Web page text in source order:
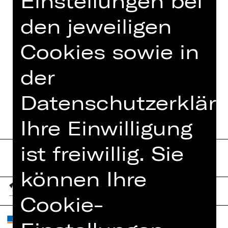
Eine Veranstaltung der Freunde der
Staatsphilharmonie Nürnberg e. V.
TERMINE UND BESETZUNG
den jeweiligen
Cookies sowie in
der
Ihre Einwilligung
ist freiwillig. Sie
können Ihre
Cookie-